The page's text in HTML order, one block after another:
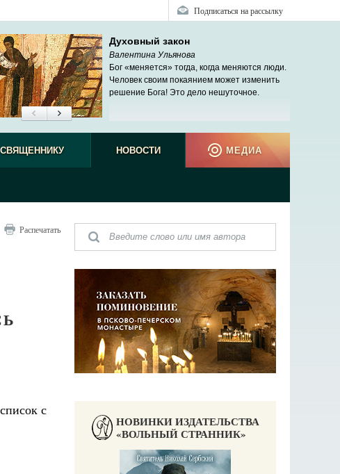
Подписаться на рассылку
Духовный закон
Валентина Ульянова
Бог «меняется» тогда, когда меняются люди.
Человек своим покаянием может изменить
решение Бога! Это дело нешуточное.
НОВОСТИ МЕДИА
Распечатать
с
НОВИНКИ ИЗДАТЕЛЬСТВА
«ВОЛЬНЫЙ СТРАННИК»